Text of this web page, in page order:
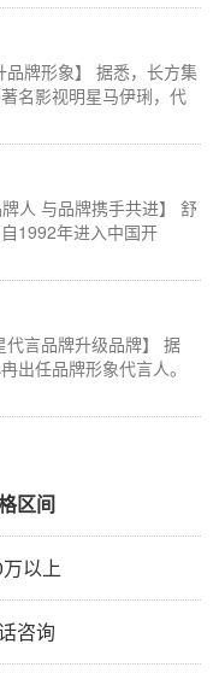
品牌形象】 据悉，长方集
名影视明星马伊琍，代
人 与品牌携手共进】 舒
1992年进入中国开
代言品牌升级品牌】 据
出任品牌形象代言人。
区间
以上
咨询